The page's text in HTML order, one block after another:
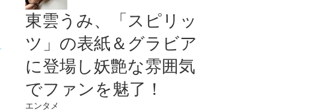
東雲うみ、「スピリッ
ツ」の表紙＆グラビア
に登場し妖艶な雰囲気
でファンを魅了！
エンタメ